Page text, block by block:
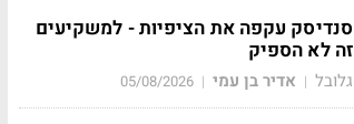
סנדיסק עקפה את הציפיות - למשקיעים
זה לא הספיק
גלובל | אדיר בן עמי |
05/08/2026